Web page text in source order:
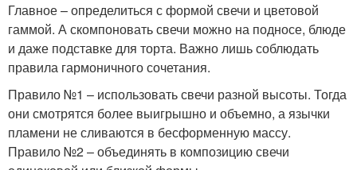
Главное – определиться с формой свечи и цветовой
гаммой. А скомпоновать свечи можно на подносе, блюде
и даже подставке для торта. Важно лишь соблюдать
правила гармоничного сочетания.
Правило №1 – использовать свечи разной высоты. Тогда
они смотрятся более выигрышно и объемно, а язычки
пламени не сливаются в бесформенную массу.
Правило №2 – объединять в композицию свечи